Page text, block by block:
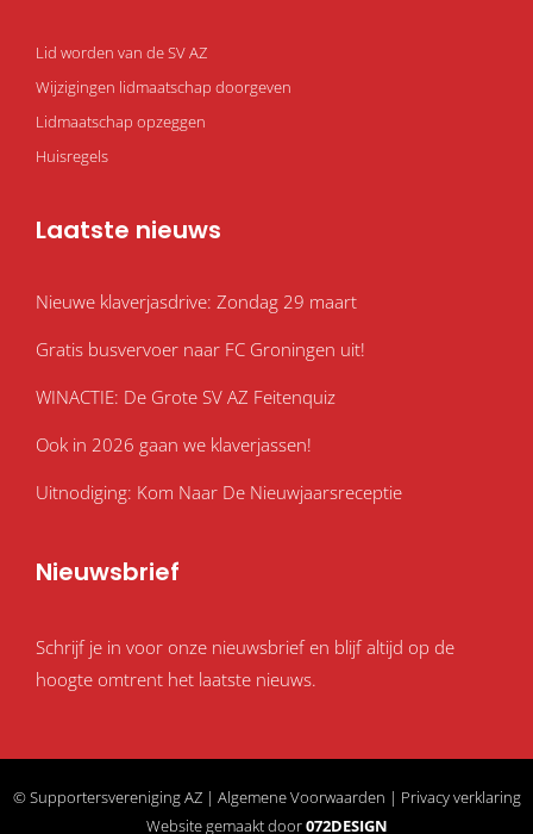
Lid worden van de SV AZ
Wijzigingen lidmaatschap doorgeven
Lidmaatschap opzeggen
Huisregels
Laatste nieuws
Nieuwe klaverjasdrive: Zondag 29 maart
Gratis busvervoer naar FC Groningen uit!
WINACTIE: De Grote SV AZ Feitenquiz
Ook in 2026 gaan we klaverjassen!
Uitnodiging: Kom Naar De Nieuwjaarsreceptie
Nieuwsbrief
Schrijf je in voor onze nieuwsbrief en blijf altijd op de
hoogte omtrent het laatste nieuws.
© Supportersvereniging AZ | Algemene Voorwaarden | Privacy verklaring
Website gemaakt door072DESIGN